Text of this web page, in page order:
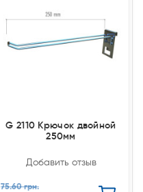
G 2110 Крючок двойной
250мм
Добавить отзыв
75.60 грн.